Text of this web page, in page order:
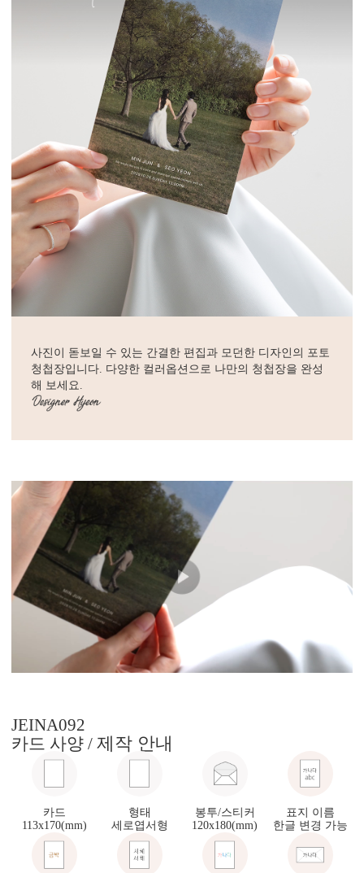
사진이 돋보일 수 있는 간결한 편집과 모던한 디자인의 포토
청첩장입니다. 다양한 컬러옵션으로 나만의 청첩장을 완성
해 보세요.
JEINA092
카드 사양 / 제작 안내
카드
113x170(mm)
형태
세로엽서형
봉투/스티커
120x180(mm)
표지 이름
한글 변경 가능